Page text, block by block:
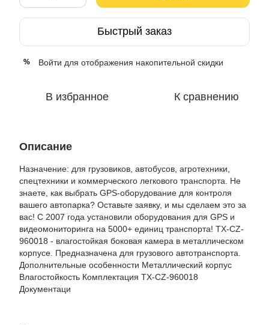
Быстрый заказ
% Войти для отображения накопительной скидки
В избранное К сравнению
Описание
Назначение: для грузовиков, автобусов, агротехники,
спецтехники и коммерческого легкового транспорта. Не
знаете, как выбрать GPS-оборудование для контроля
вашего автопарка? Оставьте заявку, и мы сделаем это за
вас! С 2007 года установили оборудования для GPS и
видеомониторинга на 5000+ единиц транспорта! TX-CZ-
960018 - влагостойкая боковая камера в металлическом
корпусе. Предназначена для грузового автотранспорта.
Дополнительные особенности Металлический корпус
Влагостойкость Комплектация TX-CZ-960018
Документаци